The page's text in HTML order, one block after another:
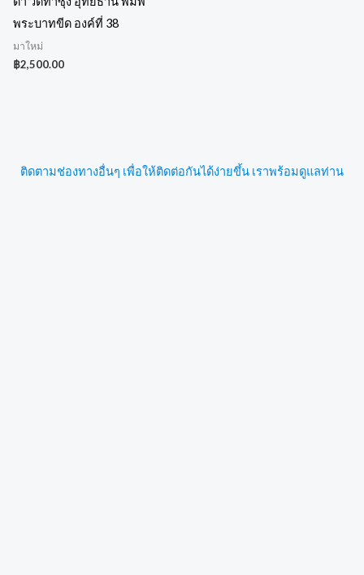
พระบาทขีด องค์ที่ 38
มาใหม่
฿2,500.00
ติดตามช่องทางอื่นๆ เพื่อให้ติดต่อกันได้ง่ายขึ้น เราพร้อมดูแลท่าน